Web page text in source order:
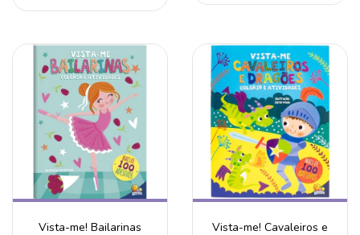
Vista-me! Bailarinas
Vista-me! Cavaleiros e